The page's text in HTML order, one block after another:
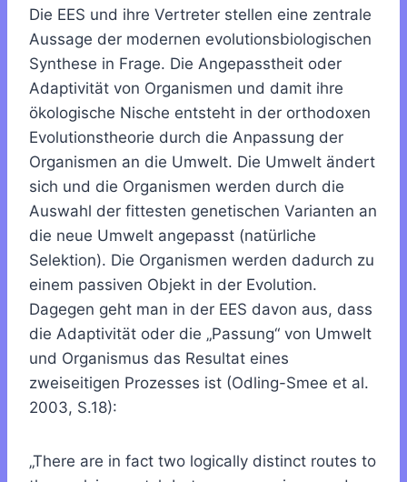
Die EES und ihre Vertreter stellen eine zentrale
Aussage der modernen evolutionsbiologischen
Synthese in Frage. Die Angepasstheit oder
Adaptivität von Organismen und damit ihre
ökologische Nische entsteht in der orthodoxen
Evolutionstheorie durch die Anpassung der
Organismen an die Umwelt. Die Umwelt ändert
sich und die Organismen werden durch die
Auswahl der fittesten genetischen Varianten an
die neue Umwelt angepasst (natürliche
Selektion). Die Organismen werden dadurch zu
einem passiven Objekt in der Evolution.
Dagegen geht man in der EES davon aus, dass
die Adaptivität oder die „Passung“ von Umwelt
und Organismus das Resultat eines
zweiseitigen Prozesses ist (Odling-Smee et al.
2003, S.18):
„There are in fact two logically distinct routes to